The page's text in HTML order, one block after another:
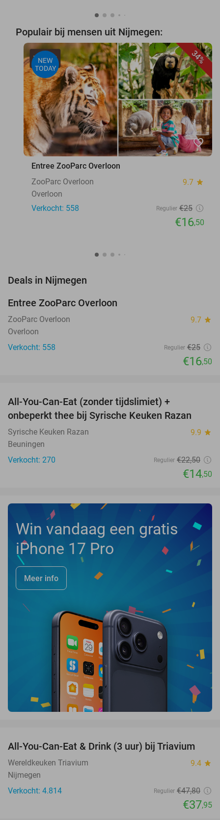
Populair bij mensen uit Nijmegen:
34%
NEW
TODAY
favorite_border
Entree ZooParc Overloon
ZooParc Overloon
9.7 star
Overloon
Verkocht: 558
Regulier €25
€16,50
Deals in Nijmegen
TODAY
Entree ZooParc Overloon
ZooParc Overloon 9.7 star
Overloon
Verkocht: 558
Regulier €25
€16,50
All-You-Can-Eat (zonder tijdslimiet) +
onbeperkt thee bij Syrische Keuken Razan
Syrische Keuken Razan 9.9 star
Beuningen
Verkocht: 270
Regulier €22,50
€14,50
Win vandaag een gratis
iPhone 17 Pro
Meer info
21%
All-You-Can-Eat & Drink (3 uur) bij Triavium
Wereldkeuken Triavium 9.4 star
Nijmegen
Verkocht: 4.814
Regulier €47,80
€37,95